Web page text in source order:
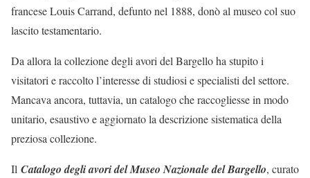
francese Louis Carrand, defunto nel 1888, donò al museo col suo
lascito testamentario.
Da allora la collezione degli avori del Bargello ha stupito i
visitatori e raccolto l’interesse di studiosi e specialisti del settore.
Mancava ancora, tuttavia, un catalogo che raccogliesse in modo
unitario, esaustivo e aggiornato la descrizione sistematica della
preziosa collezione.
Il Catalogo degli avori del Museo Nazionale del Bargello, curato